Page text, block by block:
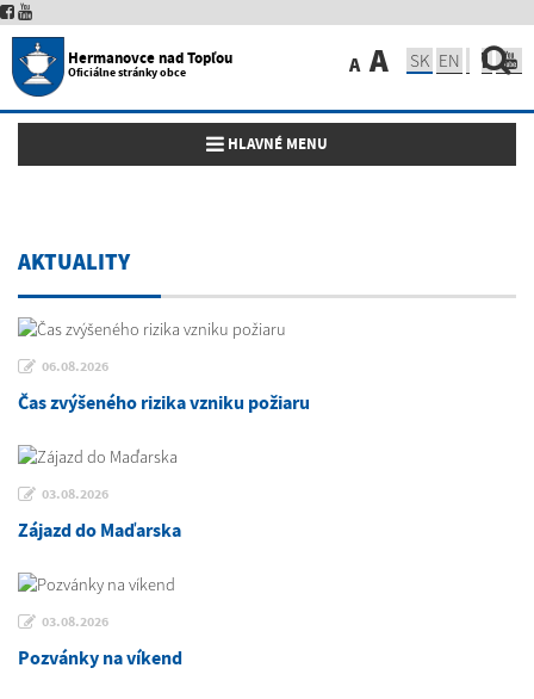
Hermanovce nad Topľou
Oficiálne stránky obce A A SK EN
Toggle navigation
HLAVNÉ MENU
AKTUALITY
06.08.2026
Čas zvýšeného rizika vzniku požiaru
03.08.2026
Zájazd do Maďarska
03.08.2026
Pozvánky na víkend